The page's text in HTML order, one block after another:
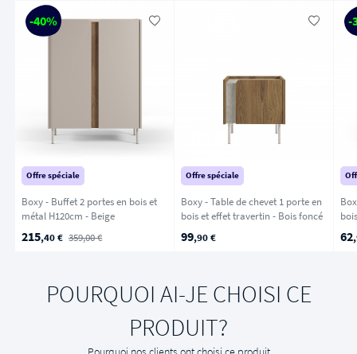
-40%
Offre spéciale
Boxy - Buffet 2 portes en bois et
métal H120cm - Beige
215,40 € 359,00 €
Offre spéciale
Boxy - Table de chevet 1 porte en
bois et effet travertin - Bois foncé
99,90 €
-
62
POURQUOI AI-JE CHOISI CE
PRODUIT?